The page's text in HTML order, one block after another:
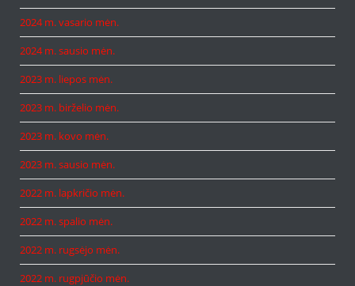
2024 m. vasario mėn.
2024 m. sausio mėn.
2023 m. liepos mėn.
2023 m. birželio mėn.
2023 m. kovo mėn.
2023 m. sausio mėn.
2022 m. lapkričio mėn.
2022 m. spalio mėn.
2022 m. rugsėjo mėn.
2022 m. rugpjūčio mėn.